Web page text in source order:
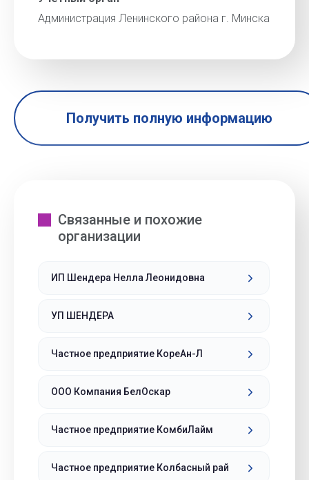
Администрация Ленинского района г. Минска
Получить полную информацию
Связанные и похожие
организации
ИП Шендера Нелла Леонидовна
УП ШЕНДЕРА
Частное предприятие КореАн-Л
ООО Компания БелОскар
Частное предприятие КомбиЛайм
Частное предприятие Колбасный рай